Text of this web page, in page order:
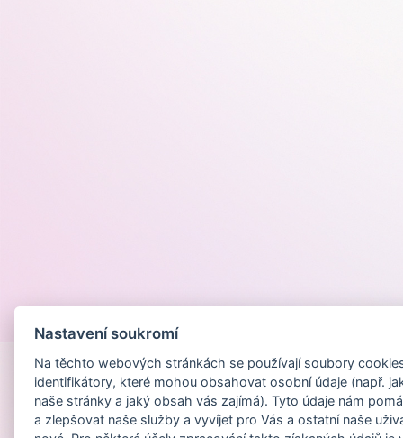
Nastavení soukromí
Na těchto webových stránkách se používají soubory
identifikátory, které mohou obsahovat osobní údaje (např.
naše stránky a jaký obsah vás zajímá). Tyto údaje nám
a zlepšovat naše služby a vyvíjet pro Vás a ostatní naše